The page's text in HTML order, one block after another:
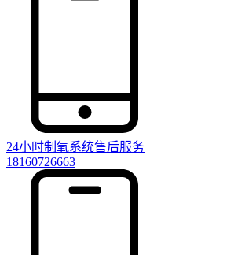
24小时制氧系统售后服务
18160726663